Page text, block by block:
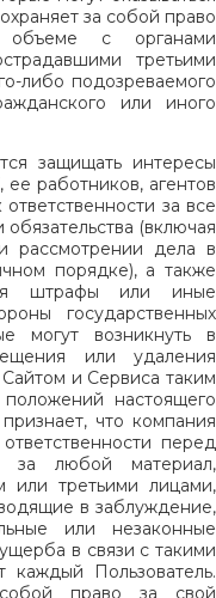
за собой право
с органами
третьими
либо подозреваемого
или иного
защищать интересы
работников, агентов
за все
(включая
рассмотрении дела в
порядке), а также
штрафы или иные
государственных
могут возникнуть в
или удаления
и Сервиса таким
настоящего
что компания
перед
любой материал,
или третьими лицами,
в заблуждение,
или незаконные
в связи с такими
Пользователь.
право за свой